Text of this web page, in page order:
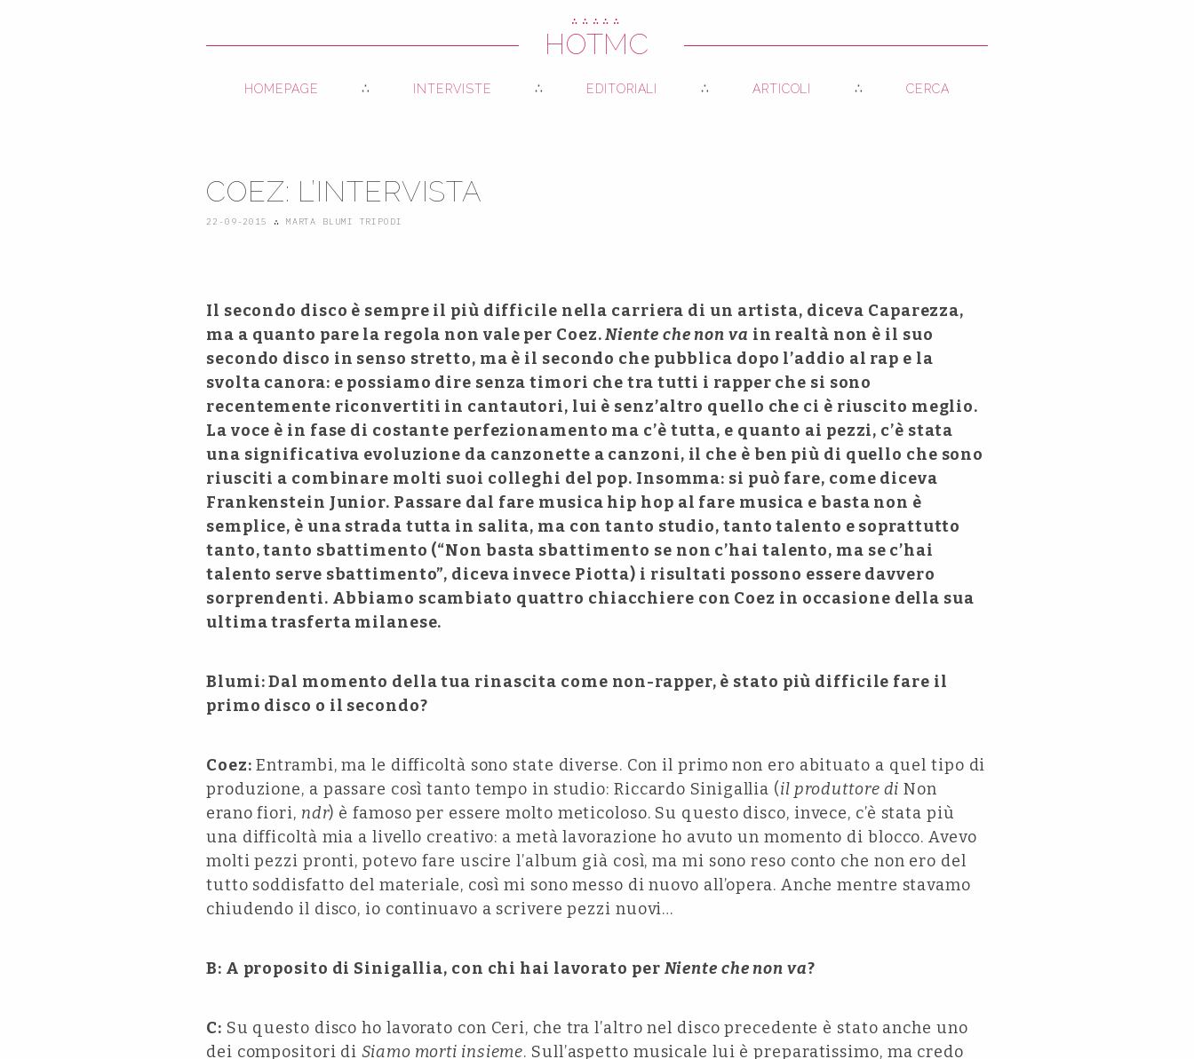
HOTMC
∴∴∴∴∴
HOMEPAGE INTERVISTE EDITORIALI ARTICOLI CERCA
COEZ: L’INTERVISTA
22-09-2015 ∴ MARTA BLUMI TRIPODI
Il secondo disco è sempre il più difficile nella carriera di un artista, diceva Caparezza,
ma a quanto pare la regola non vale per Coez.Niente che non va in realtà non è il suo
secondo disco in senso stretto, ma è il secondo che pubblica dopo l’addio al rap e la
svolta canora: e possiamo dire senza timori che tra tutti i rapper che si sono
recentemente riconvertiti in cantautori, lui è senz’altro quello che ci è riuscito meglio.
La voce è in fase di costante perfezionamento ma c’è tutta, e quanto ai pezzi, c’è stata
una significativa evoluzione da canzonette a canzoni, il che è ben più di quello che sono
riusciti a combinare molti suoi colleghi del pop. Insomma: si può fare, come diceva
Frankenstein Junior. Passare dal fare musica hip hop al fare musica e basta non è
semplice, è una strada tutta in salita, ma con tanto studio, tanto talento e soprattutto
tanto, tanto sbattimento (“Non basta sbattimento se non c’hai talento, ma se c’hai
talento serve sbattimento”, diceva invece Piotta) i risultati possono essere davvero
sorprendenti. Abbiamo scambiato quattro chiacchiere con Coez in occasione della sua
ultima trasferta milanese.
Blumi: Dal momento della tua rinascita come non-rapper, è stato più difficile fare il
primo disco o il secondo?
Coez: Entrambi, ma le difficoltà sono state diverse. Con il primo non ero abituato a quel tipo di
produzione, a passare così tanto tempo in studio: Riccardo Sinigallia (il produttore di Non
erano fiori, ndr) è famoso per essere molto meticoloso. Su questo disco, invece, c’è stata più
una difficoltà mia a livello creativo: a metà lavorazione ho avuto un momento di blocco. Avevo
molti pezzi pronti, potevo fare uscire l’album già così, ma mi sono reso conto che non ero del
tutto soddisfatto del materiale, così mi sono messo di nuovo all’opera. Anche mentre stavamo
chiudendo il disco, io continuavo a scrivere pezzi nuovi…
B: A proposito di Sinigallia, con chi hai lavorato per Niente che non va?
C: Su questo disco ho lavorato con Ceri, che tra l’altro nel disco precedente è stato anche uno
dei compositori diSiamo morti insieme. Sull’aspetto musicale lui è preparatissimo, ma credo